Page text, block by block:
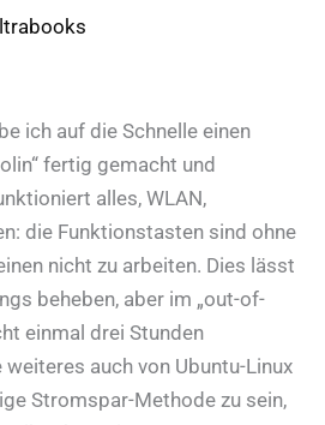
ich auf die Schnelle einen
fertig gemacht und
alles, WLAN,
die Funktionstasten sind ohne
nicht zu arbeiten. Dies lässt
beheben, aber im „out-of-
einmal drei Stunden
auch von Ubuntu-Linux
Stromspar-Methode zu sein,